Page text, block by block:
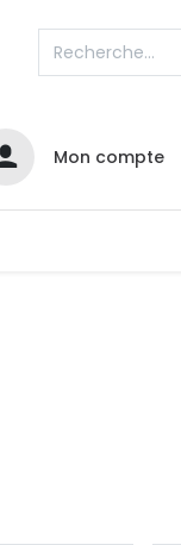
Mon compte